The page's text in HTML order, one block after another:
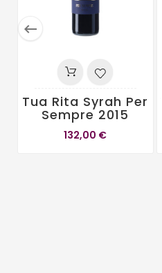

Tua Rita Syrah Per
Sempre 2015
132,00 €